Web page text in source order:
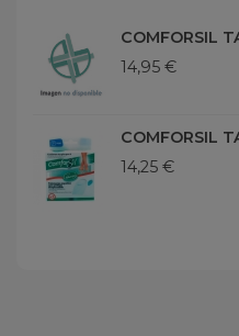
COMFORSIL
14,95 €
COMFORSIL
14,25 €